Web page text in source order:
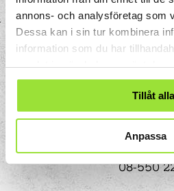
annons- och analysföretag som
Dessa kan i sin tur kombinera
information som du har
samlat in när du har använt
Tillåt alla
Anpassa
Box
08-550